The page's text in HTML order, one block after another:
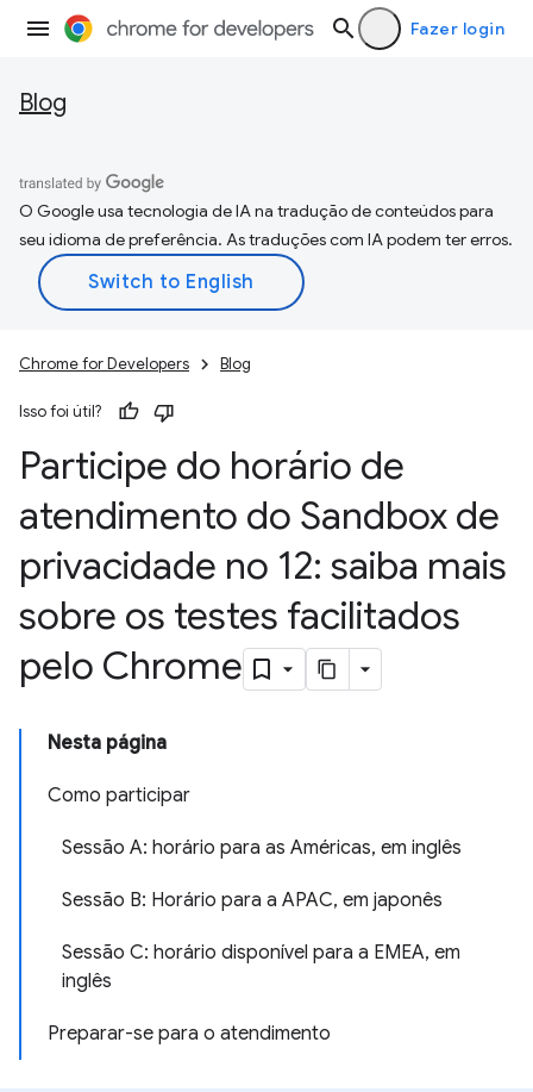
Fazer login
Blog
O Google usa tecnologia de IA na tradução de conteúdos para
seu idioma de preferência. As traduções com IA podem ter erros.
Chrome for Developers Blog
Isso foi útil?
Participe do horário de
atendimento do Sandbox de
privacidade no 12: saiba mais
sobre os testes facilitados
pelo Chrome
Nesta página
Como participar
Sessão A: horário para as Américas, em inglês
Sessão B: Horário para a APAC, em japonês
Sessão C: horário disponível para a EMEA, em
inglês
Preparar-se para o atendimento